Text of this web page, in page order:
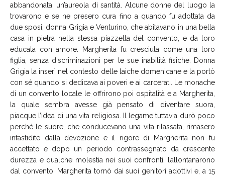
abbandonata, un’aureola di santità. Alcune donne del luogo la
trovarono e se ne presero cura fino a quando fu adottata da
due sposi, donna Grigia e Venturino, che abitavano in una bella
casa in pietra nella stessa piazzetta del convento, e da loro
educata con amore. Margherita fu cresciuta come una loro
figlia, senza discriminazioni per le sue inabilità fisiche. Donna
Grigia la inserì nel contesto delle laiche domenicane e la portò
con sé quando si dedicava ai poveri e ai carcerati. Le monache
di un convento locale le offrirono poi ospitalità e a Margherita,
la quale sembra avesse già pensato di diventare suora,
piacque l’idea di una vita religiosa. Il legame tuttavia durò poco
perché le suore, che conducevano una vita rilassata, rimasero
infastidite dalla devozione e il rigore di Margherita non fu
accettato e dopo un periodo contrassegnato da crescente
durezza e qualche molestia nei suoi confronti, l’allontanarono
dal convento. Margherita tornò dai suoi genitori adottivi e, a 15